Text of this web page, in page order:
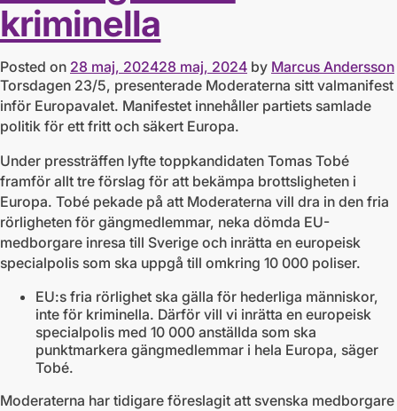
kriminella
Posted on 28 maj, 202428 maj, 2024 by Marcus Andersson
Torsdagen 23/5, presenterade Moderaterna sitt valmanifest
inför Europavalet. Manifestet innehåller partiets samlade
politik för ett fritt och säkert Europa.
Under pressträffen lyfte toppkandidaten Tomas Tobé
framför allt tre förslag för att bekämpa brottsligheten i
Europa. Tobé pekade på att Moderaterna vill dra in den fria
rörligheten för gängmedlemmar, neka dömda EU-
medborgare inresa till Sverige och inrätta en europeisk
specialpolis som ska uppgå till omkring 10 000 poliser.
EU:s fria rörlighet ska gälla för hederliga människor,
inte för kriminella. Därför vill vi inrätta en europeisk
specialpolis med 10 000 anställda som ska
punktmarkera gängmedlemmar i hela Europa, säger
Tobé.
Moderaterna har tidigare föreslagit att svenska medborgare